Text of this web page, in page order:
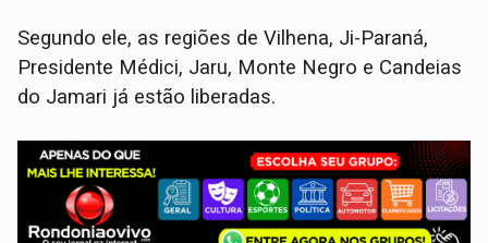
Segundo ele, as regiões de Vilhena, Ji-Paraná,
Presidente Médici, Jaru, Monte Negro e Candeias
do Jamari já estão liberadas.